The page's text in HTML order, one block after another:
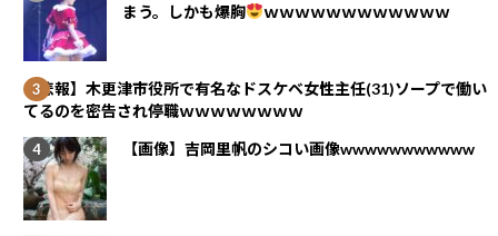
まう。しかも爆胸
ｗｗｗｗｗｗｗｗｗｗｗｗ
【悲報】木更津市役所で有名なドスケベ女性主任(31)ソープで働い
てるのを密告され停職ｗｗｗｗｗｗｗｗ
【画像】吉岡里帆のシコい画像wwwwwwwwwww